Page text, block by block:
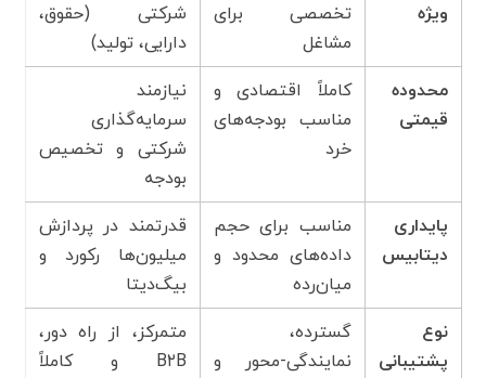
ویژه
تخصصی برای
مشاغل
شرکتی (حقوق،
دارایی، تولید)
محدوده
قیمتی
کاملاً اقتصادی و
مناسب بودجه‌های
خرد
نیازمند
سرمایه‌گذاری
شرکتی و تخصیص
بودجه
پایداری
دیتابیس
مناسب برای حجم
داده‌های محدود و
میان‌رده
قدرتمند در پردازش
میلیون‌ها رکورد و
بیگ‌دیتا
نوع
پشتیبانی
گسترده،
نمایندگی-محور و
متمرکز، از راه دور،
B۲B و کاملاً